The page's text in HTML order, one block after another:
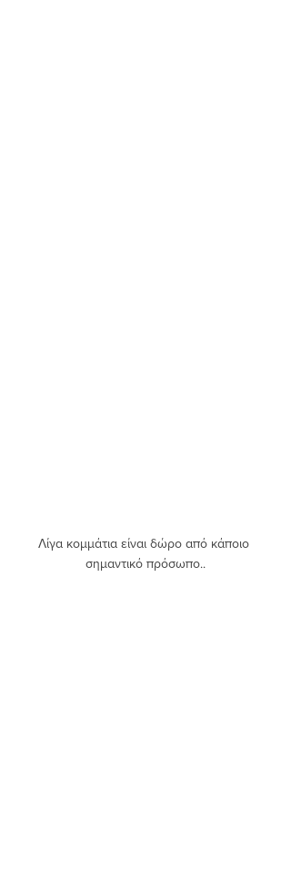
Λίγα κομμάτια είναι δώρο από κάποιο
σημαντικό πρόσωπο..